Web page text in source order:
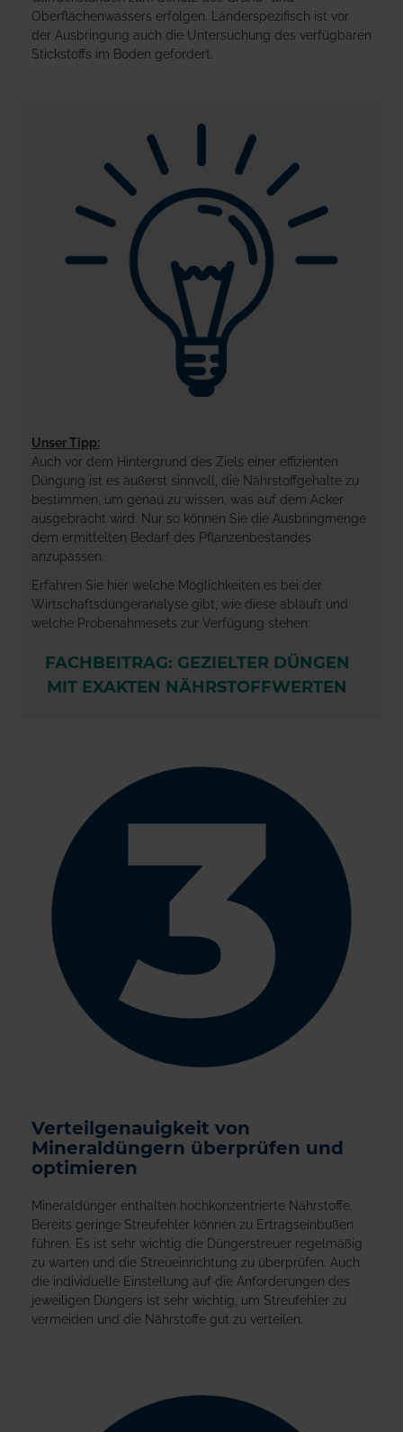
Oberflächenwassers erfolgen. Länderspezifisch ist vor
der Ausbringung auch die Untersuchung des verfügbaren
Stickstoffs im Boden gefordert.
Unser Tipp:
Auch vor dem Hintergrund des Ziels einer effizienten
Düngung ist es äußerst sinnvoll, die Nährstoffgehalte zu
bestimmen, um genau zu wissen, was auf dem Acker
ausgebracht wird. Nur so können Sie die Ausbringmenge
dem ermittelten Bedarf des Pflanzenbestandes
anzupassen.
Erfahren Sie hier welche Möglichkeiten es bei der
Wirtschaftsdüngeranalyse gibt, wie diese abläuft und
welche Probenahmesets zur Verfügung stehen:
FACHBEITRAG: GEZIELTER DÜNGEN
MIT EXAKTEN NÄHRSTOFFWERTEN
Verteilgenauigkeit von
Mineraldüngern überprüfen und
optimieren
Mineraldünger enthalten hochkonzentrierte Nährstoffe.
Bereits geringe Streufehler können zu Ertragseinbußen
führen. Es ist sehr wichtig die Düngerstreuer regelmäßig
zu warten und die Streueinrichtung zu überprüfen. Auch
die individuelle Einstellung auf die Anforderungen des
jeweiligen Düngers ist sehr wichtig, um Streufehler zu
vermeiden und die Nährstoffe gut zu verteilen.